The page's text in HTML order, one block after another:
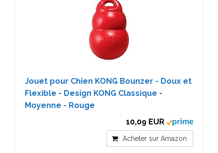
Jouet pour Chien KONG Bounzer - Doux et
Flexible - Design KONG Classique -
Moyenne - Rouge
10,09 EUR
Acheter sur Amazon